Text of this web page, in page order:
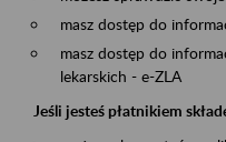
masz dostęp do
masz dostęp do
lekarskich - e-ZLA
Jeśli jesteś płatnikiem